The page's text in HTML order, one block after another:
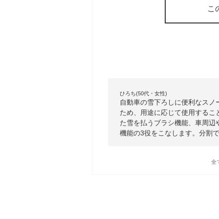
こ
ひろち(50代・女性)
自動車の雪下ろしに便利なス
ため、用途に応じて使用する
た雪を払うブラシ機能、車周
機能の3役をこなします。分割
全